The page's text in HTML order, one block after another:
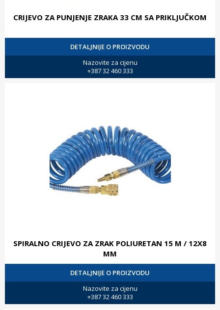
CRIJEVO ZA PUNJENJE ZRAKA 33 CM SA PRIKLJUČKOM
DETALJNIJE O PROIZVODU
Nazovite za cijenu
+387 32 460 333
SPIRALNO CRIJEVO ZA ZRAK POLIURETAN 15 M / 12X8
MM
DETALJNIJE O PROIZVODU
Nazovite za cijenu
+387 32 460 333